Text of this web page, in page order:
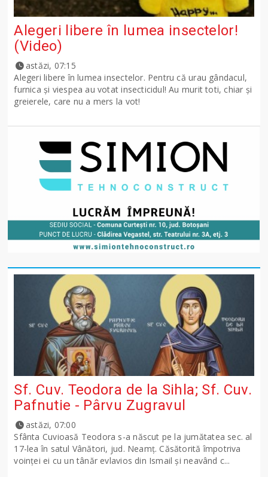
Alegeri libere în lumea insectelor!
(Video)
astăzi, 07:15
Alegeri libere în lumea insectelor. Pentru că urau gândacul,
furnica și viespea au votat insecticidul! Au murit toti, chiar și
greierele, care nu a mers la vot!
Sf. Cuv. Teodora de la Sihla; Sf. Cuv.
Pafnutie - Pârvu Zugravul
astăzi, 07:00
Sfânta Cuvioasă Teodora s-a născut pe la jumătatea sec. al
17-lea în satul Vânători, jud. Neamţ. Căsătorită împotriva
voinţei ei cu un tânăr evlavios din Ismail şi neavând c...